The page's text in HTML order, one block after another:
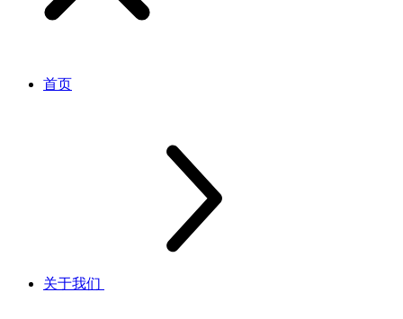
首页
关于我们